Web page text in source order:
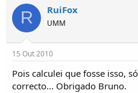
R RuiFox
UMM
15 Out 2010
Pois calculei que fosse isso,
correcto... Obrigado Bruno.